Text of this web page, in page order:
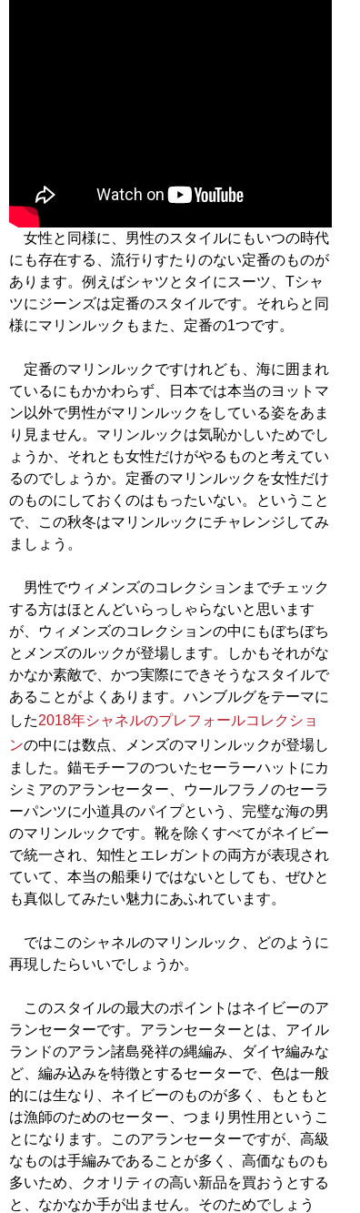
女性と同様に、男性のスタイルにもいつの時代
にも存在する、流行りすたりのない定番のものが
あります。例えばシャツとタイにスーツ、Tシャ
ツにジーンズは定番のスタイルです。それらと同
様にマリンルックもまた、定番の1つです。
定番のマリンルックですけれども、海に囲まれ
ているにもかかわらず、日本では本当のヨットマ
ン以外で男性がマリンルックをしている姿をあま
り見ません。マリンルックは気恥かしいためでし
ょうか、それとも女性だけがやるものと考えてい
るのでしょうか。定番のマリンルックを女性だけ
のものにしておくのはもったいない。ということ
で、この秋冬はマリンルックにチャレンジしてみ
ましょう。
男性でウィメンズのコレクションまでチェック
する方はほとんどいらっしゃらないと思います
が、ウィメンズのコレクションの中にもぼちぼち
とメンズのルックが登場します。しかもそれがな
かなか素敵で、かつ実際にできそうなスタイルで
あることがよくあります。ハンブルグをテーマに
した2018年シャネルのプレフォールコレクショ
ンの中には数点、メンズのマリンルックが登場し
ました。錨モチーフのついたセーラーハットにカ
シミアのアランセーター、ウールフラノのセーラ
ーパンツに小道具のパイプという、完璧な海の男
のマリンルックです。靴を除くすべてがネイビー
で統一され、知性とエレガントの両方が表現され
ていて、本当の船乗りではないとしても、ぜひと
も真似してみたい魅力にあふれています。
ではこのシャネルのマリンルック、どのように
再現したらいいでしょうか。
このスタイルの最大のポイントはネイビーのア
ランセーターです。アランセーターとは、アイル
ランドのアラン諸島発祥の縄編み、ダイヤ編みな
ど、編み込みを特徴とするセーターで、色は一般
的には生なり、ネイビーのものが多く、もともと
は漁師のためのセーター、つまり男性用というこ
とになります。このアランセーターですが、高級
なものは手編みであることが多く、高価なものも
多いため、クオリティの高い新品を買おうとする
と、なかなか手が出ません。そのためでしょう